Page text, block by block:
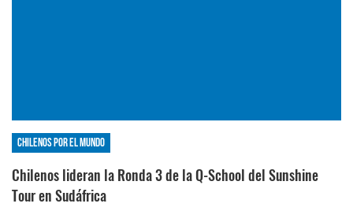
Chilenos por el mundo
Chilenos lideran la Ronda 3 de la Q-School del Sunshine
Tour en Sudáfrica